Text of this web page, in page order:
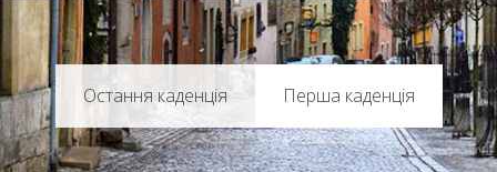
Перша каденція